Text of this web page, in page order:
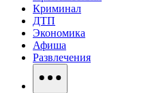
Криминал
ДТП
Экономика
Афиша
Развлечения